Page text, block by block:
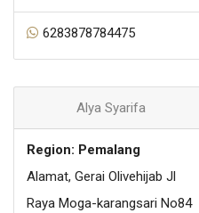
6283878784475
Alya Syarifa
Region: Pemalang
Alamat, Gerai Olivehijab Jl
Raya Moga-karangsari No84